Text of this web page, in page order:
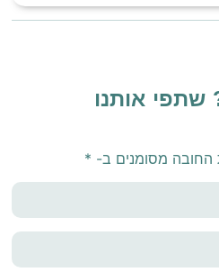
אותנו
החובה מסומנים ב- *